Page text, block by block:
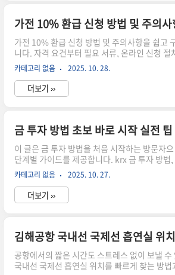
실제 화면은 친절한 안내와 확인 창으로 구성되
로 누르면 됩니다. 실업급여 온라인 신청의 핵심
확인 단계에 있습니다. 이 글은 그 흐름을 차근
음..
가전 10% 환급 신청 방법 및 주의사
가전 10% 환급 신청 방법 및 주의사항을 쉽고
니다. 자격 요건부터 필요 서류, 온라인 신청 절
단계별로 안내합니다. 실전 팁과 체크리스트까
글을 따라가면 복잡한 절차도 금방 이해하고
다. 도움이 필요하면 언제든 돌아와 주세요.가전
작 단계가전 10% 환급 신청은 새 가전 구매 시
하게 끝납니다. 시작은 이 글의 안내대로 해보
음은 자격 요건 파악으로 이어집니다. 가전 10%
보기가전 10% 환급 신청 자격은 일..
카테고리 없음 2025. 10. 28.
더보기 ››
금 투자 방법 초보 바로 시작 실전 팁
이 글은 금 투자 방법을 처음 시작하는 방문자
단계별 가이드를 제공합니다. krx 금 투자 방법,
금투자 가장 안전한 방법, 금 etf 투자 방법까지
크리스트를 통해 현명하게 시작하고 관리하는
보도 바로 따라 할 수 있는 구체적 방법으로 구성
방법 초보를 위한 실전 로드맷금 투자 방법 초보
그리고 장기 관찰입니다. 먼저 자신이 감당 가능
간을 정하고, 무리하지 않는 선에서 시작하는 것
금 투자 방법으로 시작해도 성장 가능성..
카테고리 없음 2025. 10. 27.
더보기 ››
김해공항 국내선 국제선 흡연실 위
공항에서의 짧은 시간도 스트레스 없이 보낼
국내선 국제선 흡연실 위치를 빠르게 찾는 방